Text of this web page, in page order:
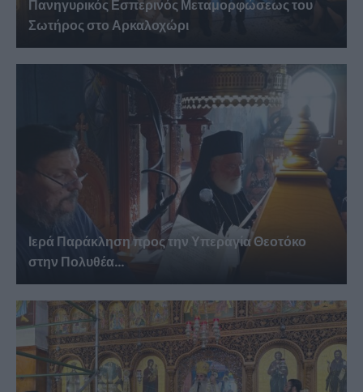
Πανηγυρικός Εσπερινός Μεταμορφώσεως του
Σωτήρος στο Αρκαλοχώρι
Ιερά Παράκληση προς την Υπεραγία Θεοτόκο
στην Πολυθέα...